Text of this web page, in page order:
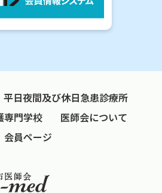
平日夜間及び休日急患診療所
専門学校
医師会について
会員ページ